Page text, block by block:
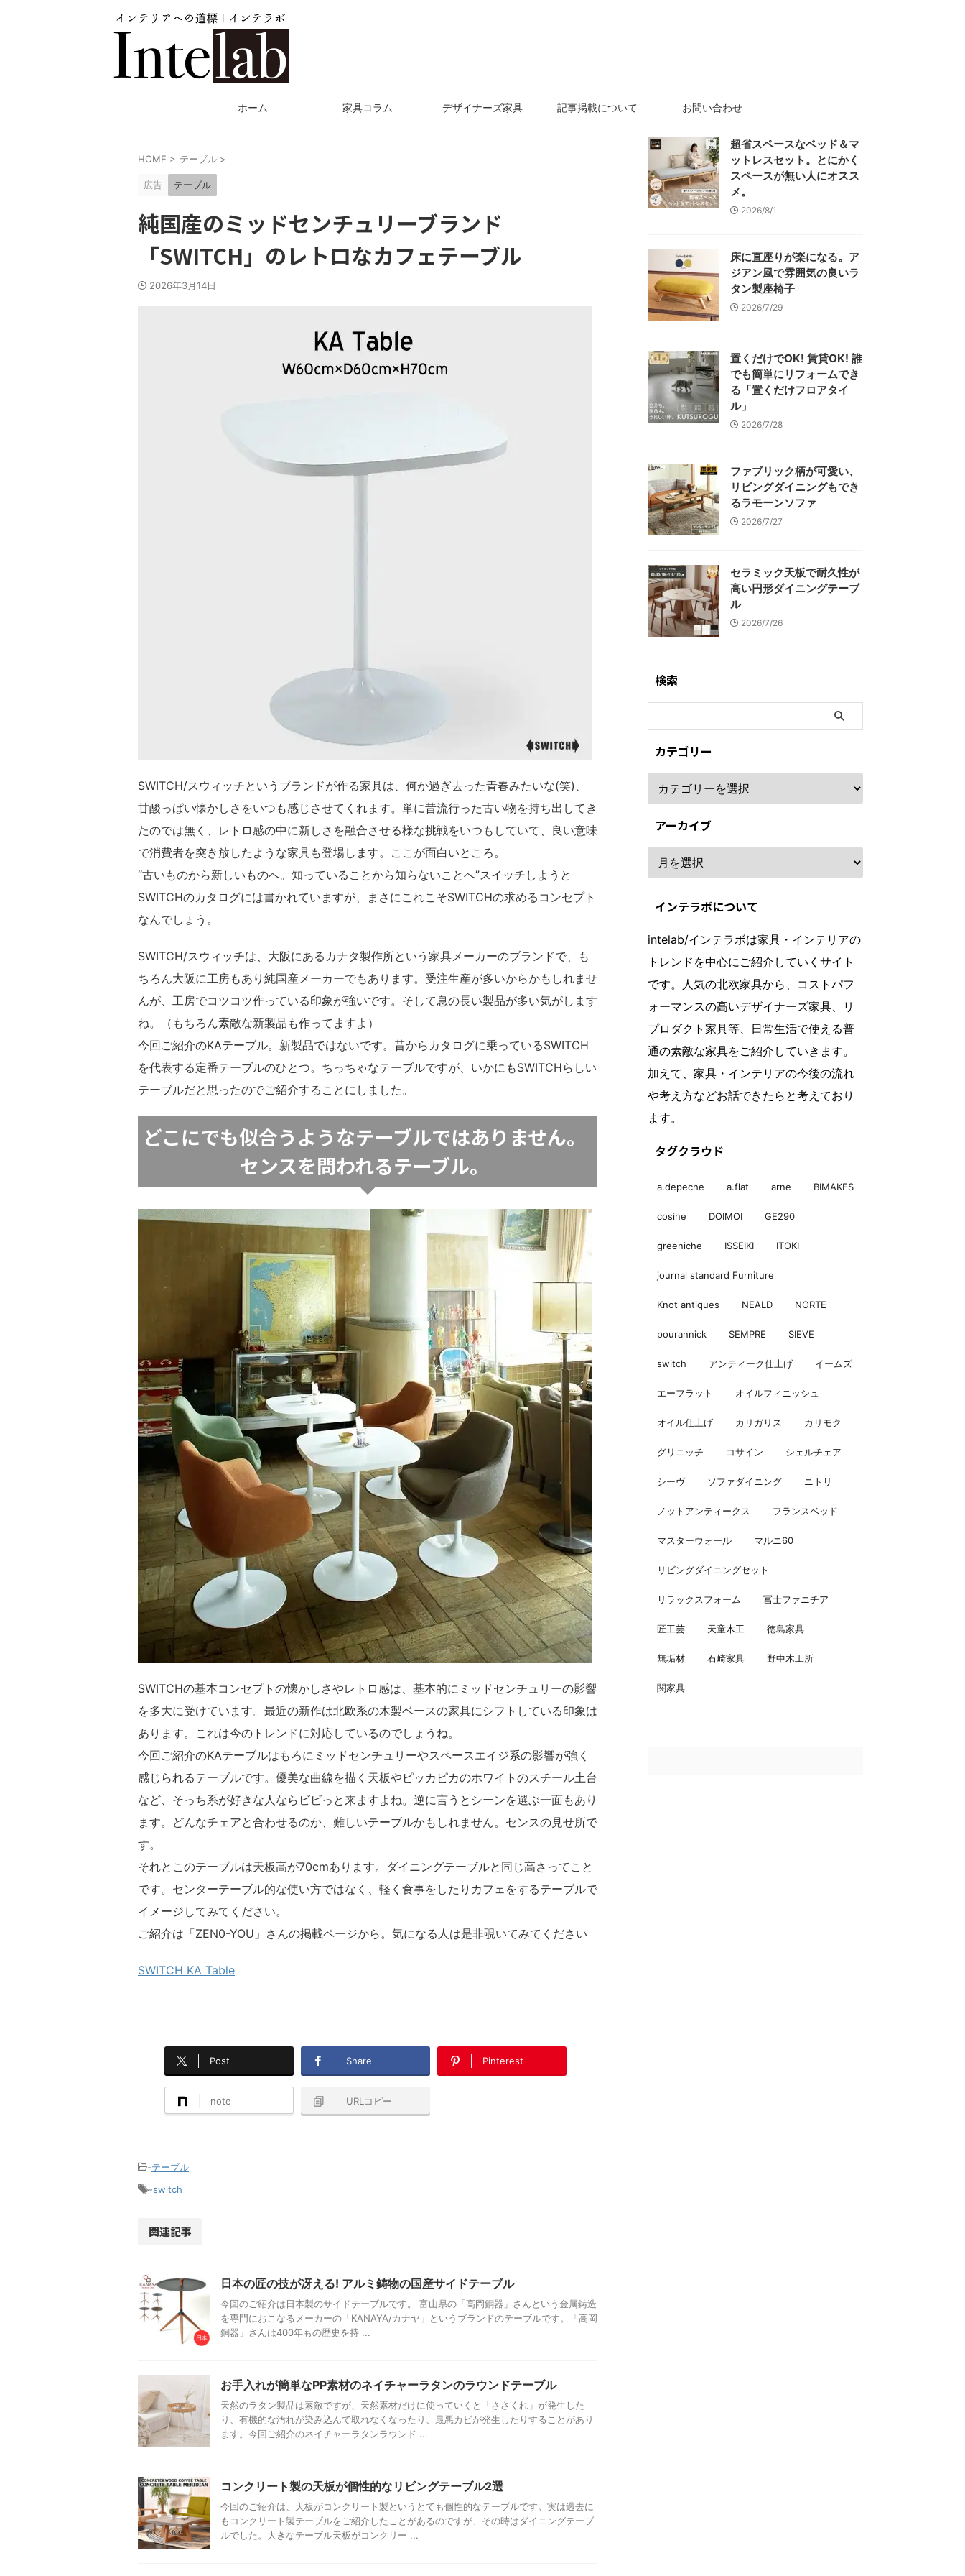
ホーム 家具コラム デザイナーズ家具 記事掲載について お問い合わせ
HOME > テーブル >
広告 テーブル
純国産のミッドセンチュリーブランド
「SWITCH」のレトロなカフェテーブル
2026年3月14日
SWITCH/スウィッチというブランドが作る家具は、何か過ぎ去った青春みたいな(笑)、
甘酸っぱい懐かしさをいつも感じさせてくれます。単に昔流行った古い物を持ち出してき
たのでは無く、レトロ感の中に新しさを融合させる様な挑戦をいつもしていて、良い意味
で消費者を突き放したような家具も登場します。ここが面白いところ。
“古いものから新しいものへ。知っていることから知らないことへ”スイッチしようと
SWITCHのカタログには書かれていますが、まさにこれこそSWITCHの求めるコンセプト
なんでしょう。
SWITCH/スウィッチは、大阪にあるカナタ製作所という家具メーカーのブランドで、も
ちろん大阪に工房もあり純国産メーカーでもあります。受注生産が多いからかもしれませ
んが、工房でコツコツ作っている印象が強いです。そして息の長い製品が多い気がします
ね。（もちろん素敵な新製品も作ってますよ）
今回ご紹介のKAテーブル。新製品ではないです。昔からカタログに乗っているSWITCH
を代表する定番テーブルのひとつ。ちっちゃなテーブルですが、いかにもSWITCHらしい
テーブルだと思ったのでご紹介することにしました。
どこにでも似合うようなテーブルではありません。
センスを問われるテーブル。
SWITCHの基本コンセプトの懐かしさやレトロ感は、基本的にミッドセンチュリーの影響
を多大に受けています。最近の新作は北欧系の木製ベースの家具にシフトしている印象は
あります。これは今のトレンドに対応しているのでしょうね。
今回ご紹介のKAテーブルはもろにミッドセンチュリーやスペースエイジ系の影響が強く
感じられるテーブルです。優美な曲線を描く天板やピッカピカのホワイトのスチール土台
など、そっち系が好きな人ならビビっと来ますよね。逆に言うとシーンを選ぶ一面もあり
ます。どんなチェアと合わせるのか、難しいテーブルかもしれません。センスの見せ所で
す。
それとこのテーブルは天板高が70cmあります。ダイニングテーブルと同じ高さってこと
です。センターテーブル的な使い方ではなく、軽く食事をしたりカフェをするテーブルで
イメージしてみてください。
ご紹介は「ZEN0-YOU」さんの掲載ページから。気になる人は是非覗いてみてください
SWITCH KA Table
Post Share Pinterest
note URLコピー
-テーブル
-switch
関連記事
日本の匠の技が冴える! アルミ鋳物の国産サイドテーブル
今回のご紹介は日本製のサイドテーブルです。 富山県の「高岡銅器」さんという金属鋳造
を専門におこなるメーカーの「KANAYA/カナヤ」というブランドのテーブルです。「高岡
銅器」さんは400年もの歴史を持 ...
お手入れが簡単なPP素材のネイチャーラタンのラウンドテーブル
天然のラタン製品は素敵ですが、天然素材だけに使っていくと「ささくれ」が発生した
り、有機的な汚れが染み込んで取れなくなったり、最悪カビが発生したりすることがあり
ます。今回ご紹介のネイチャーラタンラウンド ...
コンクリート製の天板が個性的なリビングテーブル2選
今回のご紹介は、天板がコンクリート製というとても個性的なテーブルです。実は過去に
もコンクリート製テーブルをご紹介したことがあるのですが、その時はダイニングテーブ
ルでした。大きなテーブル天板がコンクリー ...
超省スペースなベッド＆マ
ットレスセット。とにかく
スペースが無い人にオスス
メ。
2026/8/1
床に直座りが楽になる。ア
ジアン風で雰囲気の良いラ
タン製座椅子
2026/7/29
置くだけでOK! 賃貸OK! 誰
でも簡単にリフォームでき
る「置くだけフロアタイ
ル」
2026/7/28
ファブリック柄が可愛い、
リビングダイニングもでき
るラモーンソファ
2026/7/27
セラミック天板で耐久性が
高い円形ダイニングテーブ
ル
2026/7/26
検索
カテゴリー
アーカイブ
インテラボについて
intelab/インテラボは家具・インテリアの
トレンドを中心にご紹介していくサイト
です。人気の北欧家具から、コストパフ
ォーマンスの高いデザイナーズ家具、リ
プロダクト家具等、日常生活で使える普
通の素敵な家具をご紹介していきます。
加えて、家具・インテリアの今後の流れ
や考え方などお話できたらと考えており
ます。
タグクラウド
a.depeche a.flat arne BIMAKES
cosine DOIMOI GE290
greeniche ISSEIKI ITOKI
journal standard Furniture
Knot antiques NEALD NORTE
pourannick SEMPRE SIEVE
switch アンティーク仕上げ イームズ
エーフラット オイルフィニッシュ
オイル仕上げ カリガリス カリモク
グリニッチ コサイン シェルチェア
シーヴ ソファダイニング ニトリ
ノットアンティークス フランスベッド
マスターウォール マルニ60
リビングダイニングセット
リラックスフォーム 冨士ファニチア
匠工芸 天童木工 徳島家具
無垢材 石崎家具 野中木工所
関家具